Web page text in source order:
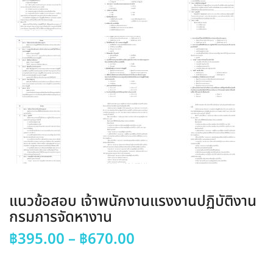
แนวข้อสอบ เจ้าพนักงานแรงงานปฏิบัติงาน
กรมการจัดหางาน
฿395.00 – ฿670.00